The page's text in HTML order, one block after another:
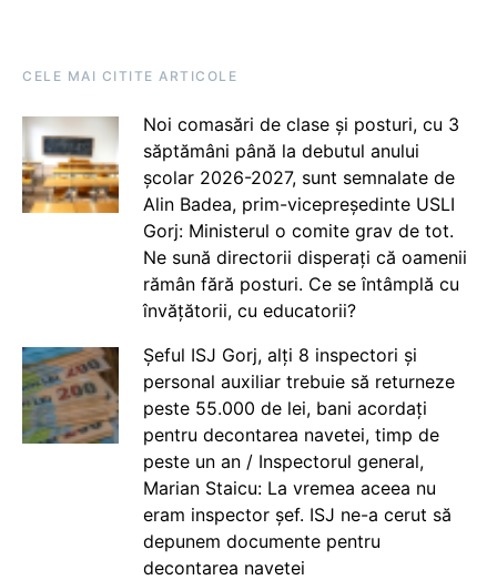
CELE MAI CITITE ARTICOLE
Noi comasări de clase și posturi, cu 3
săptămâni până la debutul anului
școlar 2026-2027, sunt semnalate de
Alin Badea, prim-vicepreședinte USLI
Gorj: Ministerul o comite grav de tot.
Ne sună directorii disperați că oamenii
rămân fără posturi. Ce se întâmplă cu
învățătorii, cu educatorii?
Șeful ISJ Gorj, alți 8 inspectori și
personal auxiliar trebuie să returneze
peste 55.000 de lei, bani acordați
pentru decontarea navetei, timp de
peste un an / Inspectorul general,
Marian Staicu: La vremea aceea nu
eram inspector șef. ISJ ne-a cerut să
depunem documente pentru
decontarea navetei